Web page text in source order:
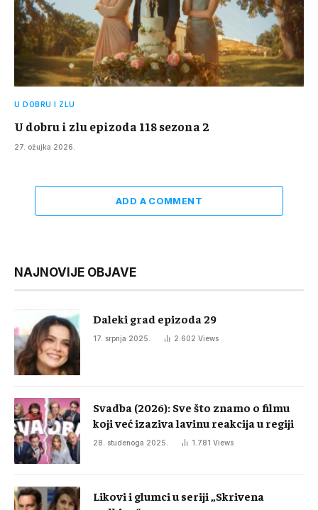
U DOBRU I ZLU
U dobru i zlu epizoda 118 sezona 2
27. ožujka 2026.
ADD A COMMENT
NAJNOVIJE OBJAVE
Daleki grad epizoda 29
17. srpnja 2025. 2.602 Views
Svadba (2026): Sve što znamo o filmu
koji već izaziva lavinu reakcija u regiji
28. studenoga 2025. 1.781 Views
Likovi i glumci u seriji „Skrivena